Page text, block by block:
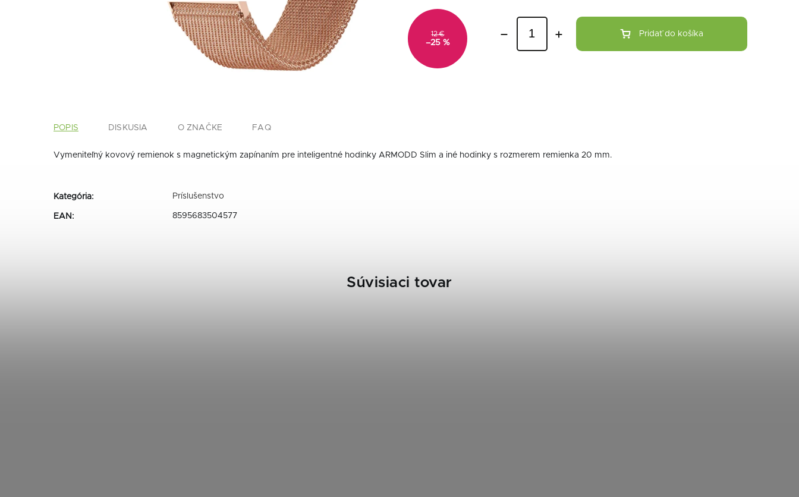
12 €
–25 %
Pridať do košíka
POPIS DISKUSIA O ZNAČKE FAQ
Vymeniteľný kovový remienok s magnetickým zapínaním pre inteligentné hodinky ARMODD Slim a iné hodinky s rozmerem remienka 20 mm.
Kategória: Príslušenstvo
EAN : 8595683504577
Súvisiaci tovar